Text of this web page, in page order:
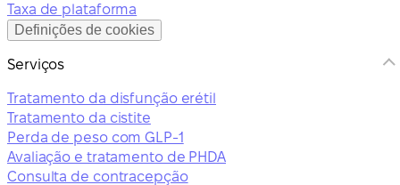
Taxa de plataforma
Definições de cookies
Serviços
Tratamento da disfunção erétil
Tratamento da cistite
Perda de peso com GLP-1
Avaliação e tratamento de PHDA
Consulta de contracepção